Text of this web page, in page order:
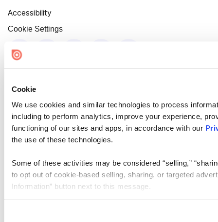
Cookie
We use cookies and similar technologies to process
including to perform analytics, improve your experience,
functioning of our sites and apps, in accordance with our
the use of these technologies.
Some of these activities may be considered “selling,”
to opt out of cookie-based selling, sharing, or targeted
Information” button next to this message.
Accessibility
Cookie Settings